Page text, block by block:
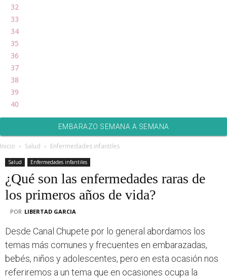
32
33
34
35
36
37
38
39
40
EMBARAZO SEMANA A SEMANA
Inicio Salud Enfermedades infantiles
Salud Enfermedades infantiles
¿Qué son las enfermedades raras de
los primeros años de vida?
POR LIBERTAD GARCIA
Desde Canal Chupete por lo general abordamos los
temas más comunes y frecuentes en embarazadas,
bebés, niños y adolescentes, pero en esta ocasión nos
referiremos a un tema que en ocasiones ocupa la